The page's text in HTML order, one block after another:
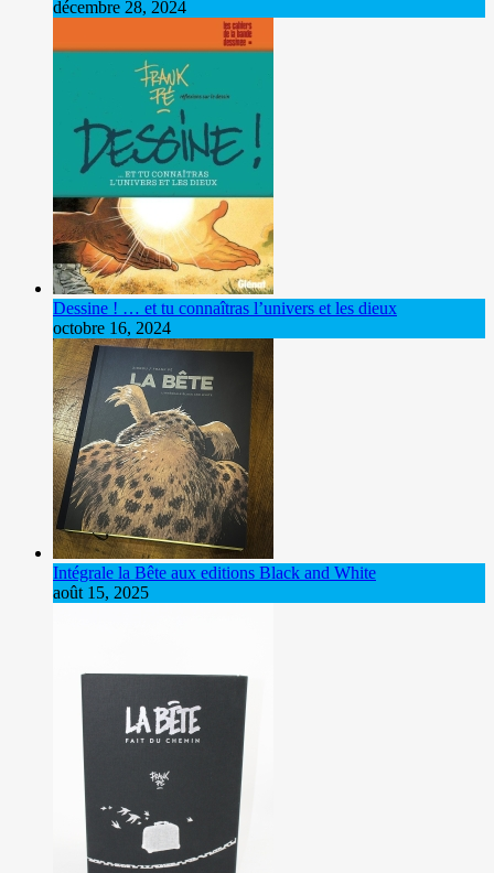
décembre 28, 2024
Dessine ! … et tu connaîtras l’univers et les dieux
octobre 16, 2024
Intégrale la Bête aux editions Black and White
août 15, 2025